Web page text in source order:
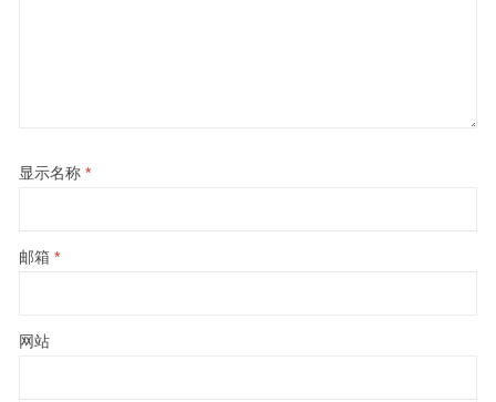
显示名称 *
邮箱 *
网站